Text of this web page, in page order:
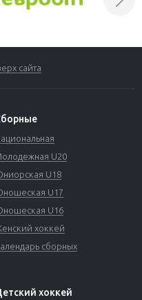
сайта
U20
U18
U17
U16
хоккей
сборных
хоккей